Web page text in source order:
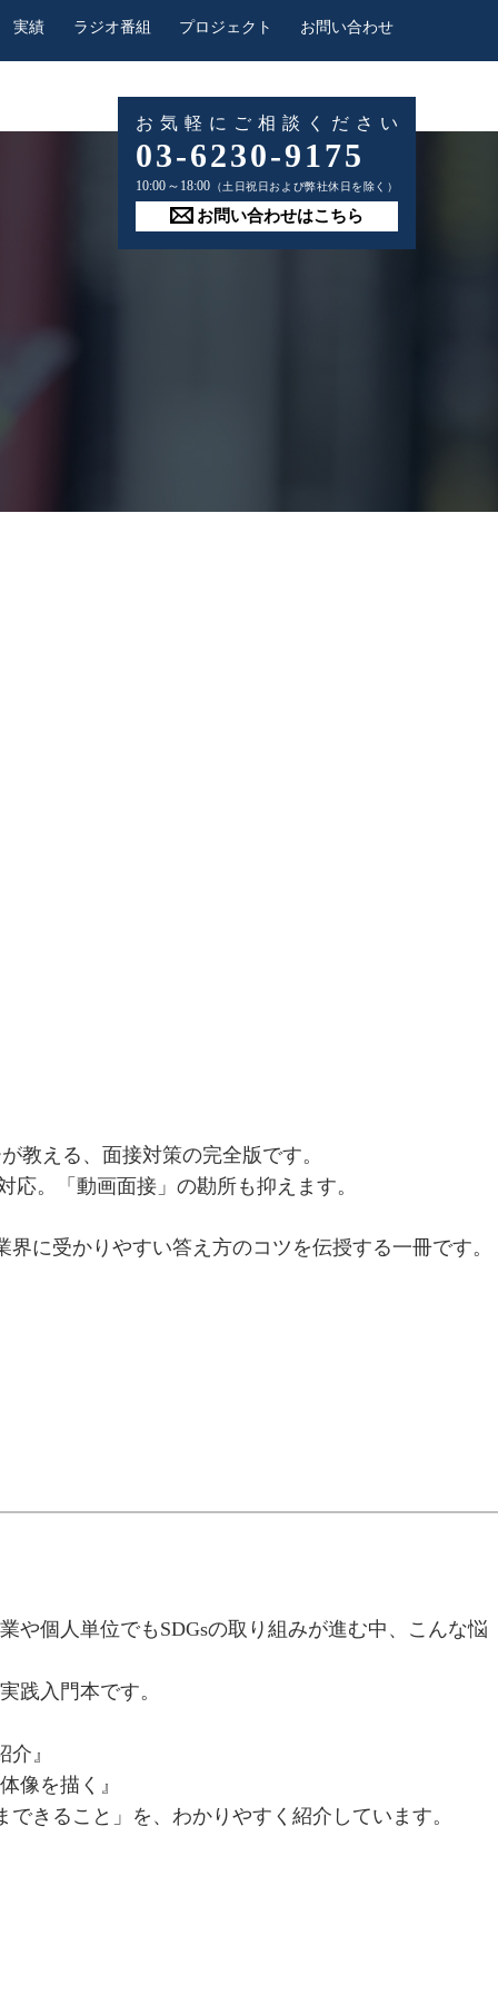
実績 ラジオ番組 プロジェクト お問い合わせ
教える、面接対策の完全版です。
。「動画面接」の勘所も抑えます。
に受かりやすい答え方のコツを伝授する一冊です。
個人単位でもSDGsの取り組みが進む中、こんな悩
践入門本です。
』
像を描く』
きること」を、わかりやすく紹介しています。
お気軽にご相談ください
03-6230-9175
10:00～18:00 （土日祝日および弊社休日を除く）
お問い合わせはこちら